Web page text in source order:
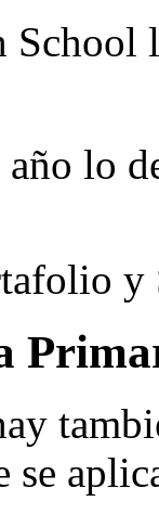
School
año lo
y
se